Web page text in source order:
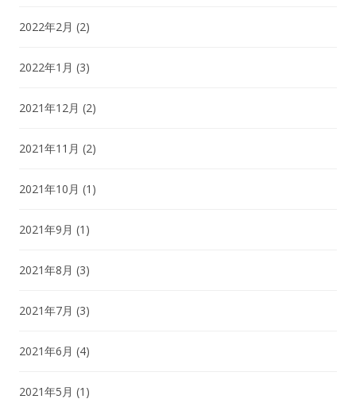
2022年2月 (2)
2022年1月 (3)
2021年12月 (2)
2021年11月 (2)
2021年10月 (1)
2021年9月 (1)
2021年8月 (3)
2021年7月 (3)
2021年6月 (4)
2021年5月 (1)